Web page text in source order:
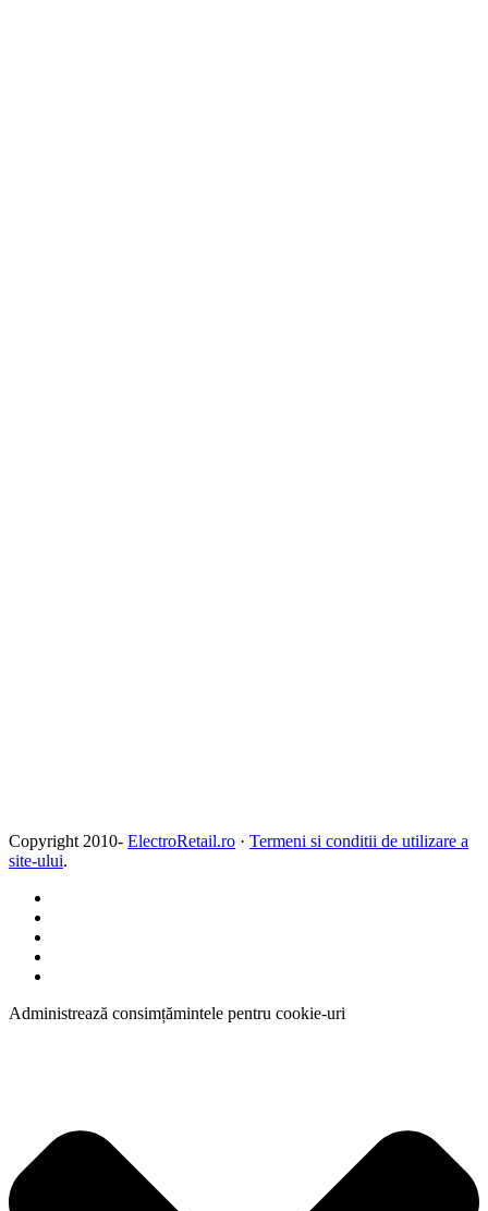
Copyright 2010- ElectroRetail.ro · Termeni si conditii de utilizare a
site-ului.
Administrează consimțămintele pentru cookie-uri